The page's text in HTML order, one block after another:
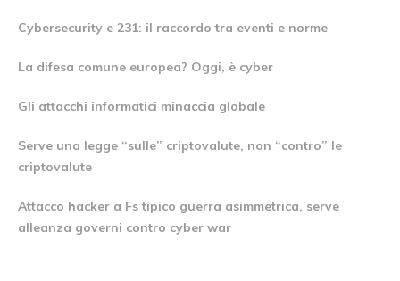
Cybersecurity e 231: il raccordo tra eventi e norme
La difesa comune europea? Oggi, è cyber
Gli attacchi informatici minaccia globale
Serve una legge “sulle” criptovalute, non “contro” le
criptovalute
Attacco hacker a Fs tipico guerra asimmetrica, serve
alleanza governi contro cyber war